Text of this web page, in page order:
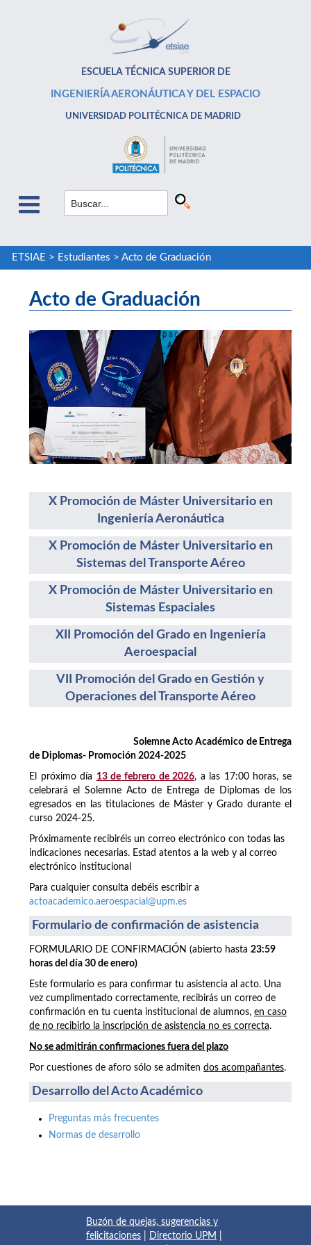
ESCUELA TÉCNICA SUPERIOR DE
INGENIERÍA AERONÁUTICA Y DEL ESPACIO
UNIVERSIDAD POLITÉCNICA DE MADRID
ETSIAE > Estudiantes > Acto de Graduación
Acto de Graduación
X Promoción de Máster Universitario en
Ingeniería Aeronáutica
X Promoción de Máster Universitario en
Sistemas del Transporte Aéreo
X Promoción de Máster Universitario en
Sistemas Espaciales
XII Promoción del Grado en Ingeniería
Aeroespacial
VII Promoción del Grado en Gestión y
Operaciones del Transporte Aéreo
Solemne Acto Académico de Entrega
de Diplomas- Promoción 2024-2025
El próximo día 13 de febrero de 2026, a las 17:00 horas, se
celebrará el Solemne Acto de Entrega de Diplomas de los
egresados en las titulaciones de Máster y Grado durante el
curso 2024-25.
Próximamente recibiréis un correo electrónico con todas las
indicaciones necesarias. Estad atentos a la web y al correo
electrónico institucional
Para cualquier consulta debéis escribir a
actoacademico.aeroespacial@upm.es
Formulario de confirmación de asistencia
FORMULARIO DE CONFIRMACIÓN (abierto hasta 23:59
horas del día 30 de enero)
Este formulario es para confirmar tu asistencia al acto. Una
vez cumplimentado correctamente, recibirás un correo de
confirmación en tu cuenta institucional de alumnos, en caso
de no recibirlo la inscripción de asistencia no es correcta.
No se admitirán confirmaciones fuera del plazo
Por cuestiones de aforo sólo se admiten dos acompañantes.
Desarrollo del Acto Académico
Preguntas más frecuentes
Normas de desarrollo
Buzón de quejas, sugerencias y
felicitaciones
Directorio UPM